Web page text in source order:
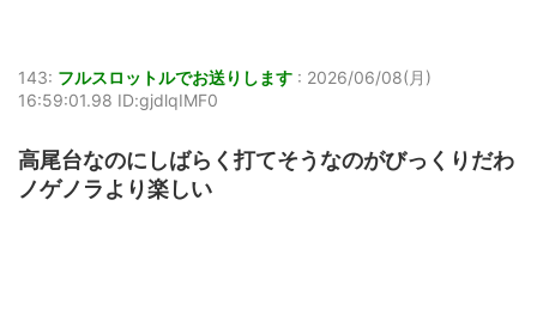
143: フルスロットルでお送りします : 2026/06/08(月)
16:59:01.98 ID:gjdlqIMF0
高尾台なのにしばらく打てそうなのがびっくりだわ
ノゲノラより楽しい